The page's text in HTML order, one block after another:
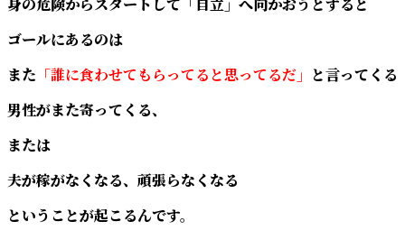
ゴールにあるのは
また 「誰に食わせてもらってると思ってるだ」 と言ってくる
男性がまた寄ってくる、
または
夫が稼がなくなる、頑張らなくなる
ということが起こるんです。